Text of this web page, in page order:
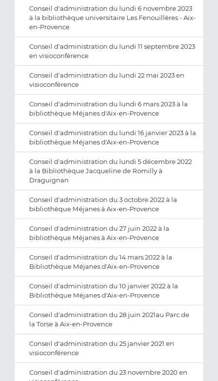
Conseil d'administration du lundi 6 novembre 2023
à la bibliothèque universitaire Les Fenouillères - Aix-
en-Provence
Conseil d'administration du lundi 11 septembre 2023
en visioconférence
Conseil d'administration du lundi 22 mai 2023 en
visioconférence
Conseil d'administration du lundi 6 mars 2023 à la
bibliothèque Méjanes d'Aix-en-Provence
Conseil d'administration du lundi 16 janvier 2023 à la
bibliothèque Méjanes d'Aix-en-Provence
Conseil d'administration du lundi 5 décembre 2022
à la Bibliothèque Jacqueline de Romilly à
Draguignan
Conseil d'administration du 3 octobre 2022 à la
bibliothèque Méjanes à Aix-en-Provence
Conseil d'administration du 27 juin 2022 à la
bibliothèque Méjanes à Aix-en-Provence
Conseil d'administration du 14 mars 2022 à la
Bibliothèque Méjanes d'Aix-en-Provence
Conseil d'administration du 10 janvier 2022 à la
Bibliothèque Méjanes d'Aix-en-Provence
Conseil d'administration du 28 juin 2021au Parc de
la Torse à Aix-en-Provence
Conseil d'administration du 25 janvier 2021 en
visioconférence
Conseil d'administration du 23 novembre 2020 en